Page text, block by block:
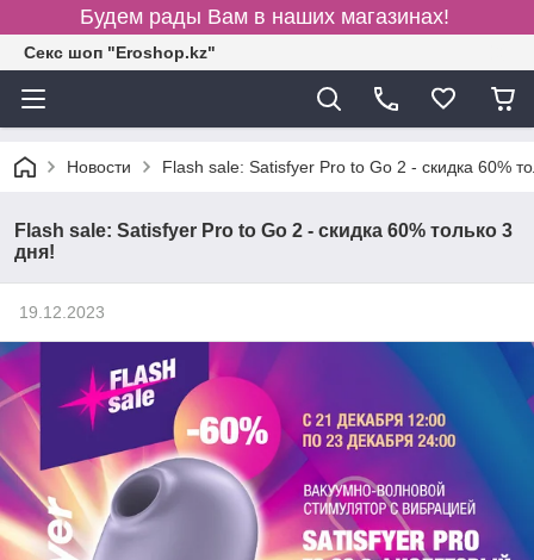
Будем рады Вам в наших магазинах!
Секс шоп "Eroshop.kz"
Новости Flash sale: Satisfyer Pro to Go 2 - скидка 60%
Flash sale: Satisfyer Pro to Go 2 - скидка 60% только 3
дня!
19.12.2023